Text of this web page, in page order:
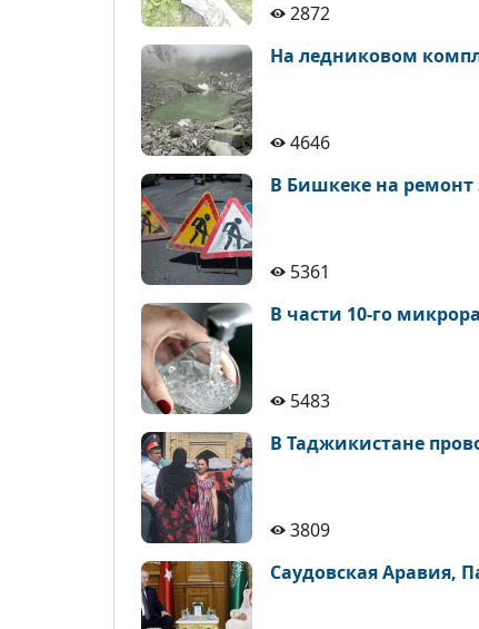
2872
На ледниковом
4646
5361
В части 10-го
5483
В Таджикистане
3809
Саудовская Аравия,